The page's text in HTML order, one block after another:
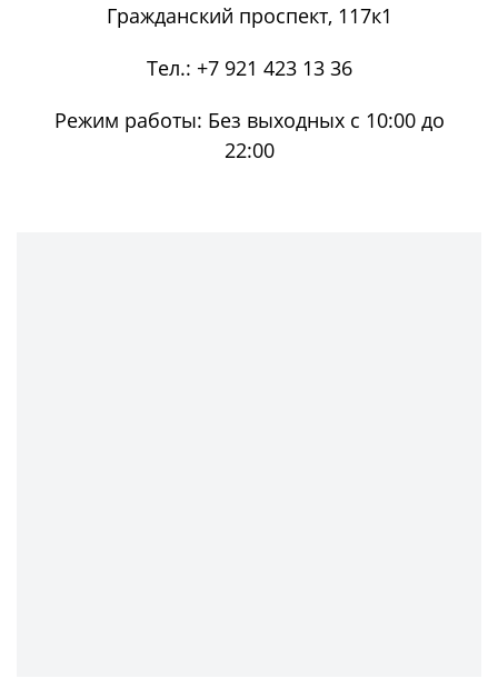
Гражданский проспект, 117к1
Тел.: +7 921 423 13 36
Режим работы: Без выходных с 10:00 до
22:00